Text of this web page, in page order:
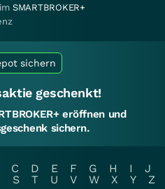
SMARTBROKER+
sichern
geschenkt!
eröffnen und
sichern.
C D E F G H I
J
S T U V W X Y
Z